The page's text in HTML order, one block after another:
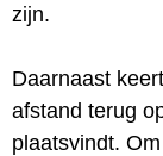
zijn.
Daarnaast
afstand terug
plaatsvindt.